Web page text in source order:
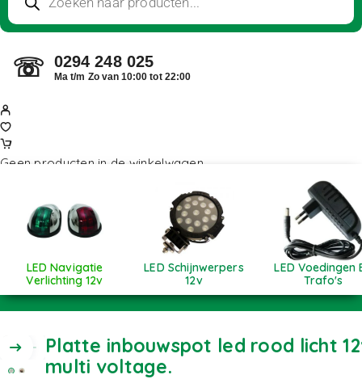
☏ 0294 248 025
Ma t/m Zo van 10:00 tot 22:00
Geen producten in de winkelwagen.
LED Navigatie
Verlichting 12v
LED Schijnwerpers
12v
LED Voedingen
Trafo's
Platte inbouwspot led rood licht
multi voltage.